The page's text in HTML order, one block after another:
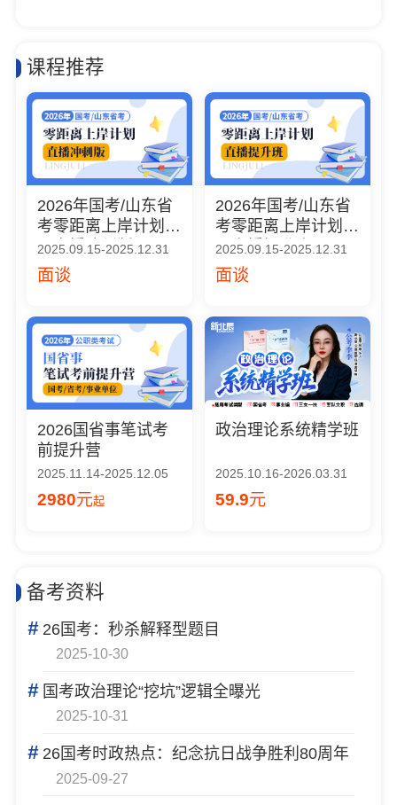
课程推荐
2026年国考/山东省
考零距离上岸计划
（直播冲刺版）
2025.09.15-2025.12.31
面谈
2026年国考/山东省
考零距离上岸计划
（直播提升班）
2025.09.15-2025.12.31
面谈
2026国省事笔试考
前提升营
2025.11.14-2025.12.05
2980元起
政治理论系统精学班
2025.10.16-2026.03.31
59.9元
备考资料
#26国考：秒杀解释型题目
2025-10-30
#国考政治理论“挖坑”逻辑全曝光
2025-10-31
#26国考时政热点：纪念抗日战争胜利80周年
2025-09-27